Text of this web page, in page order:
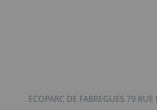
ECOPARC DE FABREGUES 79